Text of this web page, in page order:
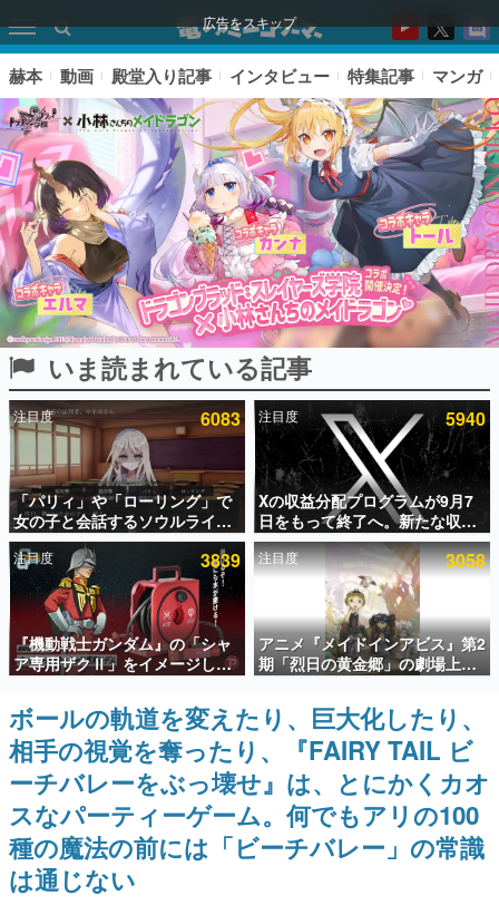
広告をスキップ
ピックアップ
電ファミのいま読まれている記事ランキング
アプリセール情報
インタビュー
連載・特集一覧
殿堂入り記事
SNS拡散数が数千以上！ ページビュー数万以上！ などな
ど。多くの人々に読まれた、電ファミ渾身の“殿堂入り”記
事をまとめました。
ゲームの企画書
名作ゲームクリエイターの方々に製作時のエピソードをお
聞きし、ヒットする企画（ゲーム）とは何か？を探ってい
きます。
赫本
この物語を解いてはいけない。『赫本』は、〈試験問題〉
の形をした短編ホラー小説集です。
新世代に訊く
赫本 動画 殿堂入り記事 インタビュー 特集記事 マンガ
いま読まれている記事
注目度 6083
「パリィ」や「ローリング」で
女の子と会話するソウルライク
恋愛ゲーム『小早川さんはソウ
ルライク』無料公開。返事に失
敗すると「YOU DIED」
注目度 5940
Xの収益分配プログラムが9月7
日をもって終了へ。新たな収益
化制度「Original Content
Rewards Program」を発表
注目度 3839
『機動戦士ガンダム』の「シャ
ア専用ザクⅡ」をイメージした
散水ホースリールが予約開始。
本体にはシャアのパーソナルマ
ークやジオン公国軍のエンブレ
ム、型式番号などを配置
注目度 3058
アニメ『メイドインアビス』第2
期「烈日の黄金郷」の劇場上映
が決定！レグ役・伊瀬茉莉也さ
んらが登壇する舞台挨拶も実施
ボールの軌道を変えたり、巨大化したり、
相手の視覚を奪ったり、『FAIRY TAIL ビ
ーチバレーをぶっ壊せ』は、とにかくカオ
スなパーティーゲーム。何でもアリの100
種の魔法の前には「ビーチバレー」の常識
は通じない